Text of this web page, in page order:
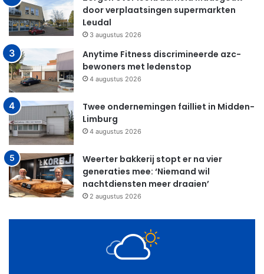
door verplaatsingen supermarkten
Leudal
3 augustus 2026
Anytime Fitness discrimineerde azc-
bewoners met ledenstop
4 augustus 2026
Twee ondernemingen failliet in Midden-
Limburg
4 augustus 2026
Weerter bakkerij stopt er na vier
generaties mee: ‘Niemand wil
nachtdiensten meer draaien’
2 augustus 2026